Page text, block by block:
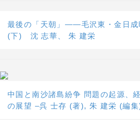
最後の「天朝」――毛沢東・金日成
(下) 沈 志華、 朱 建栄
中国と南沙諸島紛争 問題の起源、
の展望 –呉 士存 (著), 朱 建栄 (編集